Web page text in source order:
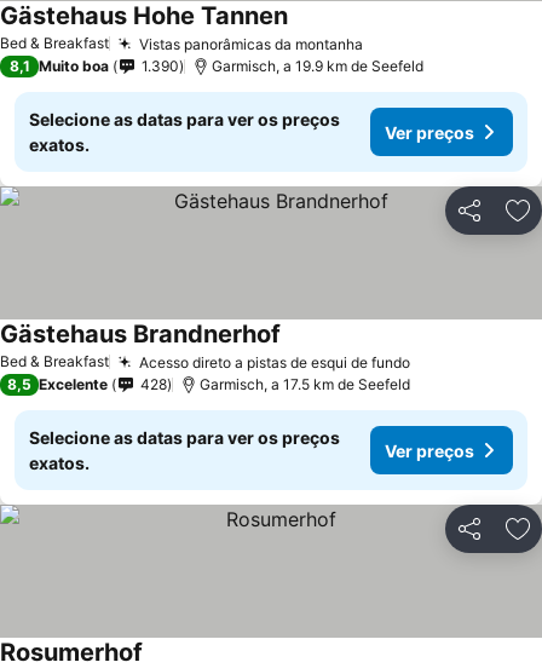
Bed & Breakfast Vistas panorâmicas da montanha
Gästehaus Hohe Tannen
8,1 Muito boa 1.390 Garmisch, a 19.9 km de Seefeld
Selecione as datas para ver os preços
exatos.
Ver preços
Partilhar
Bed & Breakfast Acesso direto a pistas de esqui de fundo
Gästehaus Brandnerhof
8,5 Excelente 428 Garmisch, a 17.5 km de Seefeld
Selecione as datas para ver os preços
exatos.
Ver preços
Partilhar
Rosumerhof